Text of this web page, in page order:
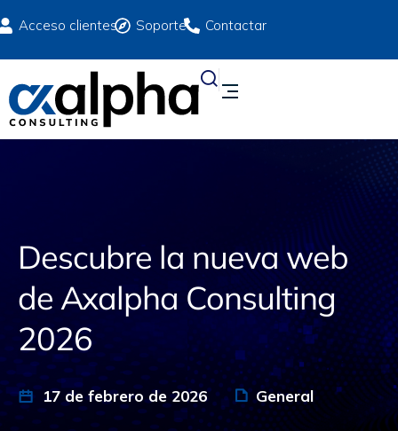
Acceso clientes Soporte Contactar
Descubre la nueva web
de Axalpha Consulting
2026
17 de febrero de 2026 General